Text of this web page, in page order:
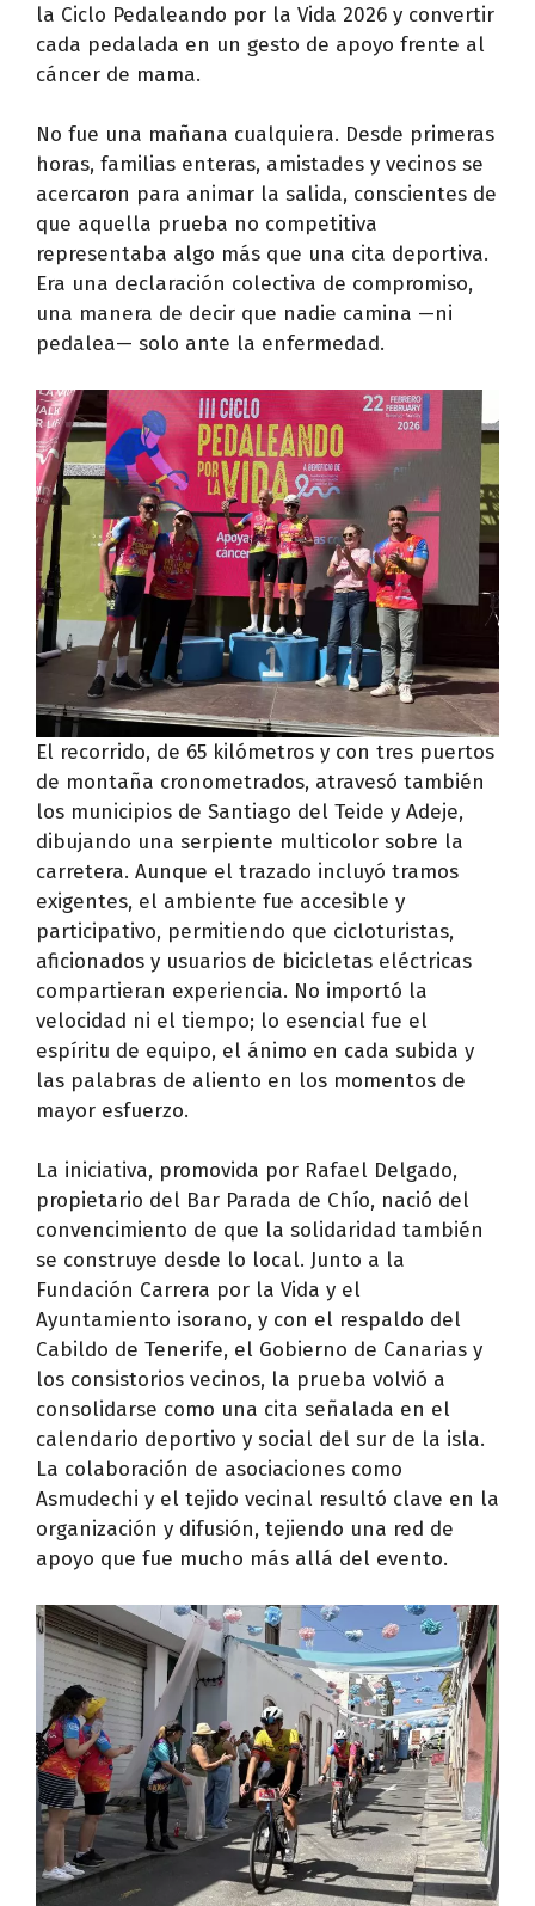
la Ciclo Pedaleando por la Vida 2026 y convertir
cada pedalada en un gesto de apoyo frente al
cáncer de mama.
No fue una mañana cualquiera. Desde primeras
horas, familias enteras, amistades y vecinos se
acercaron para animar la salida, conscientes de
que aquella prueba no competitiva
representaba algo más que una cita deportiva.
Era una declaración colectiva de compromiso,
una manera de decir que nadie camina —ni
pedalea— solo ante la enfermedad.
El recorrido, de 65 kilómetros y con tres puertos
de montaña cronometrados, atravesó también
los municipios de Santiago del Teide y Adeje,
dibujando una serpiente multicolor sobre la
carretera. Aunque el trazado incluyó tramos
exigentes, el ambiente fue accesible y
participativo, permitiendo que cicloturistas,
aficionados y usuarios de bicicletas eléctricas
compartieran experiencia. No importó la
velocidad ni el tiempo; lo esencial fue el
espíritu de equipo, el ánimo en cada subida y
las palabras de aliento en los momentos de
mayor esfuerzo.
La iniciativa, promovida por Rafael Delgado,
propietario del Bar Parada de Chío, nació del
convencimiento de que la solidaridad también
se construye desde lo local. Junto a la
Fundación Carrera por la Vida y el
Ayuntamiento isorano, y con el respaldo del
Cabildo de Tenerife, el Gobierno de Canarias y
los consistorios vecinos, la prueba volvió a
consolidarse como una cita señalada en el
calendario deportivo y social del sur de la isla.
La colaboración de asociaciones como
Asmudechi y el tejido vecinal resultó clave en la
organización y difusión, tejiendo una red de
apoyo que fue mucho más allá del evento.